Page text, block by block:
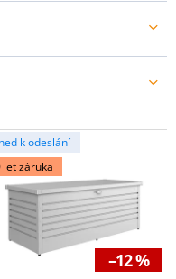
k odeslání
let záruka
–12 %